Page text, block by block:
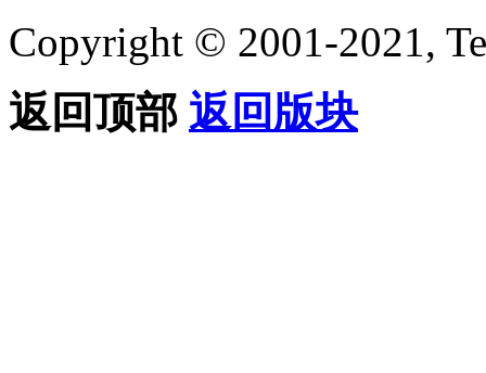
Copyright © 2001-2021,
返回顶部 返回版块